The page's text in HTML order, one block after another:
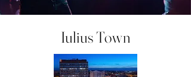
Iulius Town